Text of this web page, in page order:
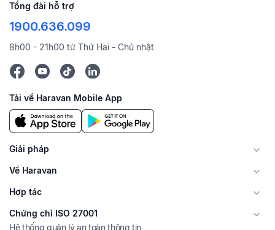
Tổng đài hỗ trợ
1900.636.099
8h00 - 21h00 từ Thứ Hai - Chủ nhật
Tải về Haravan Mobile App
Giải pháp
Về Haravan
Hợp tác
Chứng chỉ ISO 27001
Hệ thống quản lý an toàn thông tin